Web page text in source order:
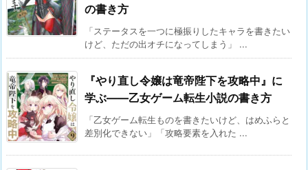
の書き方
「ステータスを一つに極振りしたキャラを書きたい
けど、ただの出オチになってしまう」 ...
『やり直し令嬢は竜帝陛下を攻略中』に
学ぶ——乙女ゲーム転生小説の書き方
「乙女ゲーム転生ものを書きたいけど、はめふらと
差別化できない」「攻略要素を入れた ...